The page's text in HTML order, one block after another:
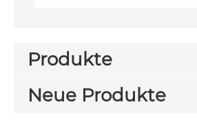
Produkte
Neue Produkte